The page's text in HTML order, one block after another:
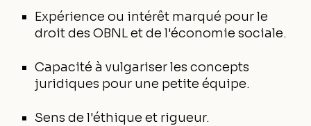
Expérience ou intérêt marqué pour le
droit des OBNL et de l'économie sociale.
Capacité à vulgariser les concepts
juridiques pour une petite équipe.
Sens de l'éthique et rigueur.